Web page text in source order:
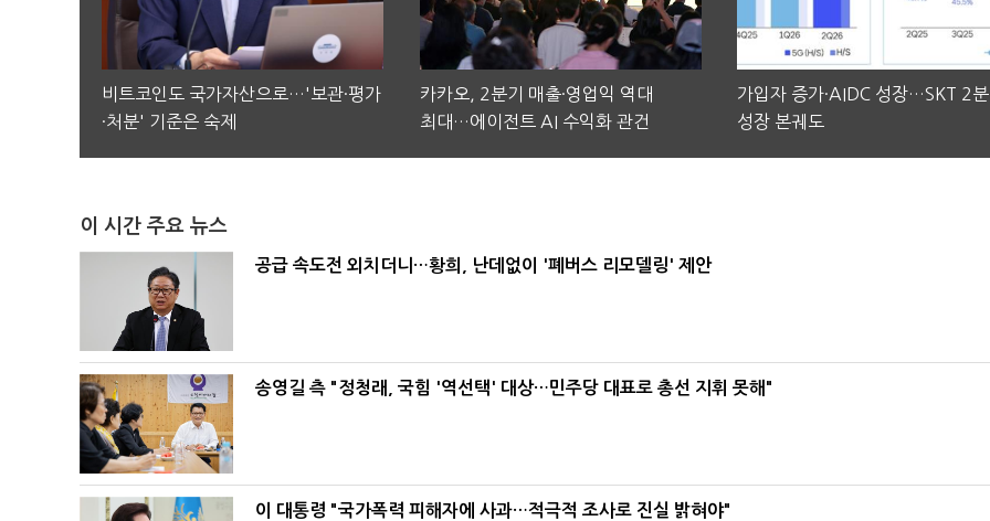
비트코인도 국가자산으로…'보관·평가
·처분' 기준은 숙제
카카오, 2분기 매출·영업익 역대
최대…에이전트 AI 수익화 관건
가입자 증가·AIDC 성장…SKT 2
성장 본궤도
이 시간 주요 뉴스
공급 속도전 외치더니…황희, 난데없이 '폐버스 리모델링' 제안
송영길 측 "정청래, 국힘 '역선택' 대상…민주당 대표로 총선 지휘 못해"
이 대통령 "국가폭력 피해자에 사과…적극적 조사로 진실 밝혀야"